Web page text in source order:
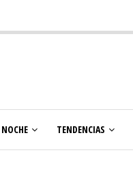
TENDENCIAS